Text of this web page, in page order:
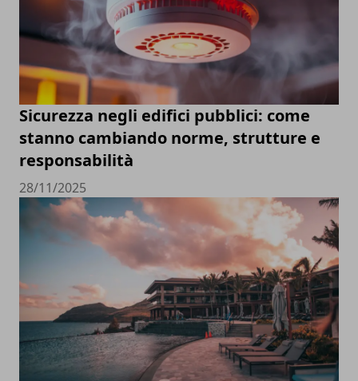
Sicurezza negli edifici pubblici: come
stanno cambiando norme, strutture e
responsabilità
28/11/2025